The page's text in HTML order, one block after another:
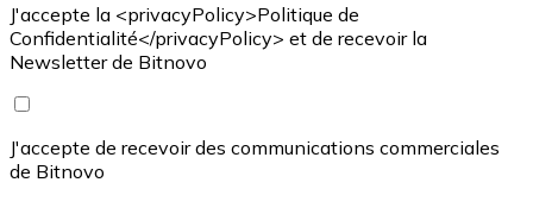
J'accepte la <privacyPolicy>Politique de
Confidentialité</privacyPolicy> et de recevoir la
Newsletter de Bitnovo
J'accepte de recevoir des communications commerciales
de Bitnovo